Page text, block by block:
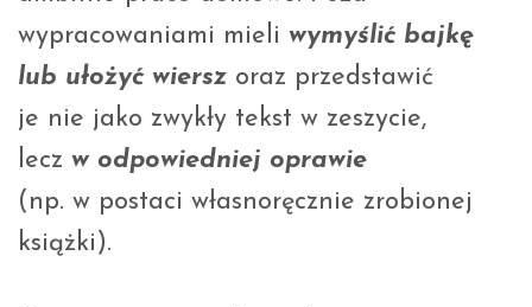
wypracowaniami mieli wymyślić bajkę
lub ułożyć wiersz oraz przedstawić
je nie jako zwykły tekst w zeszycie,
lecz w odpowiedniej oprawie
(np. w postaci własnoręcznie zrobionej
książki).